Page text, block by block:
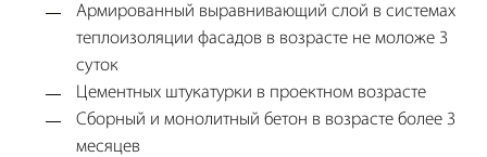
Армированный выравнивающий слой в системах
теплоизоляции фасадов в возрасте не моложе 3
суток
Цементных штукатурки в проектном возрасте
Сборный и монолитный бетон в возрасте более 3
месяцев